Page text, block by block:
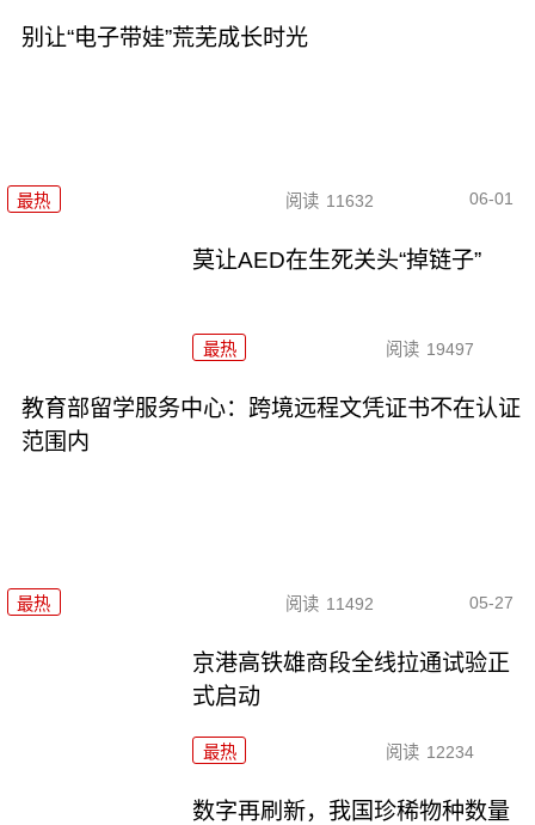
别让“电子带娃”荒芜成长时光
最热 阅读 11632 06-01
莫让AED在生死关头“掉链子”
最热 阅读 19497
教育部留学服务中心：跨境远程文凭证书不在认证
范围内
最热 阅读 11492 05-27
京港高铁雄商段全线拉通试验正
式启动
最热 阅读 12234
数字再刷新，我国珍稀物种数量